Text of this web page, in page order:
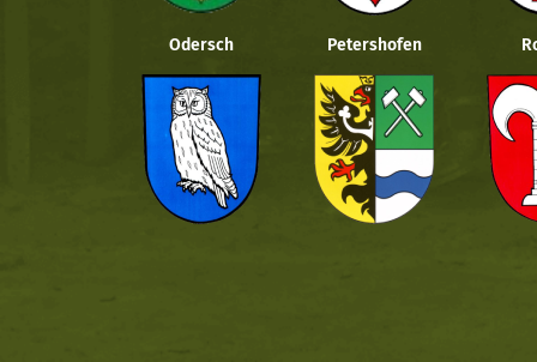
Odersch Petershofen